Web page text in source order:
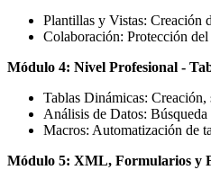
Plantillas y Vistas: Creación
Colaboración: Protección
Módulo 4: Nivel Profesional -
Tablas Dinámicas:
Análisis de Datos:
Macros: Automatización de
Módulo 5: XML, Formularios y